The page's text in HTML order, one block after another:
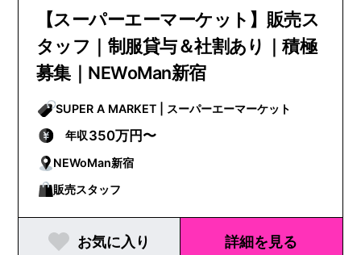
【スーパーエーマーケット】販売ス
タッフ｜制服貸与＆社割あり｜積極
募集｜NEWoMan新宿
SUPER A MARKET | スーパーエーマーケット
年収350万円〜
NEWoMan新宿
販売スタッフ
お気に入り 詳細を見る